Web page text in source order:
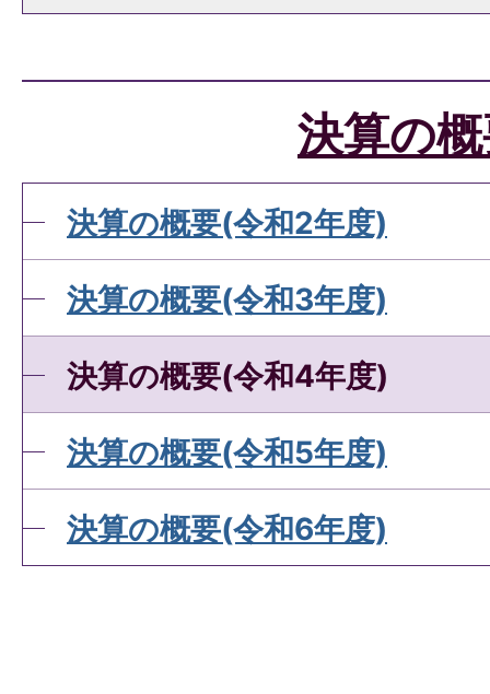
決算の
決算の概要(令和2年度)
決算の概要(令和3年度)
決算の概要(令和4年度)
決算の概要(令和5年度)
決算の概要(令和6年度)